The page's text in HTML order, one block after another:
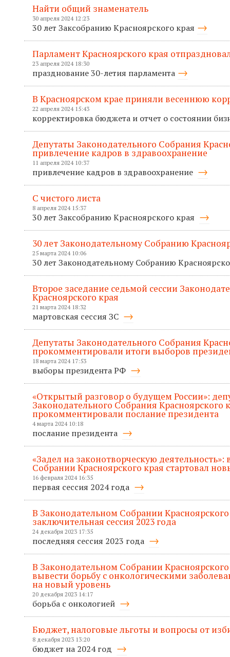
Найти общий знаменатель
30 апреля 2024 12:23
30 лет Заксобранию Красноярского края
Парламент Красноярского края
23 апреля 2024 18:30
празднование 30-летия парламента
В Красноярском крае приняли весеннюю
22 апреля 2024 15:43
корректировка бюджета и отчет о состоянии
Депутаты Законодательного Собрания
привлечение кадров в здравоохранение
11 апреля 2024 10:37
привлечение кадров в здравоохранение
С чистого листа
8 апреля 2024 15:37
30 лет Заксобранию Красноярского края
30 лет Законодательному Собранию
25 марта 2024 10:06
30 лет Законодательному Собранию
Второе заседание седьмой сессии
Красноярского края
21 марта 2024 18:32
мартовская сессия ЗС
Депутаты Законодательного Собрания
прокомментировали итоги выборов
18 марта 2024 17:53
выборы президента РФ
«Открытый разговор о будущем России»:
Законодательного Собрания Красноярского
прокомментировали послание президента
4 марта 2024 10:18
послание президента
«Задел на законотворческую
Собрании Красноярского края стартовал
16 февраля 2024 16:35
первая сессия 2024 года
В Законодательном Собрании
заключительная сессия 2023 года
24 декабря 2023 17:35
последняя сессия 2023 года
В Законодательном Собрании
вывести борьбу с онкологическими
на новый уровень
20 декабря 2023 14:17
борьба с онкологией
Бюджет, налоговые льготы и вопросы от
8 декабря 2023 13:20
бюджет на 2024 год